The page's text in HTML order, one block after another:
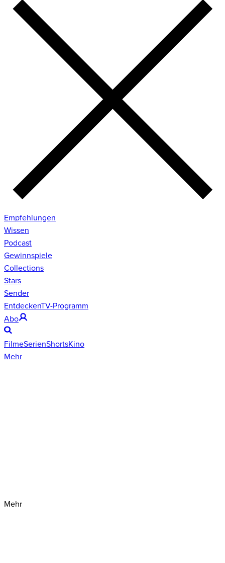
Empfehlungen
Wissen
Podcast
Gewinnspiele
Collections
Stars
Sender
EntdeckenTV-Programm
Abo
FilmeSerienShortsKino
Mehr
Mehr